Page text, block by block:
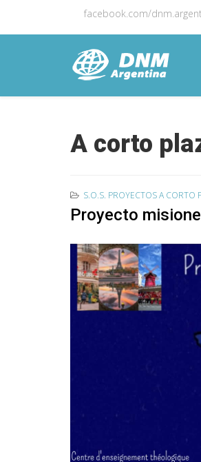
facebook.com/
A corto
S.O.S. PROYECTOS A CORTO
Proyecto